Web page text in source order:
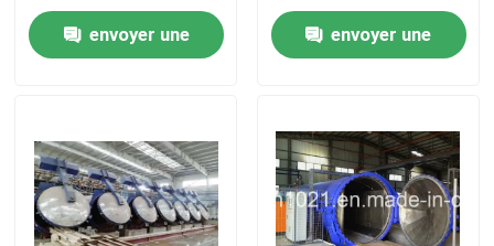
À la maison
Vidéos
envoyer une envoyer une